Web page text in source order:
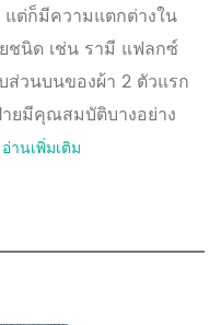
ต่ก็มีความแตกต่างใน
ชนิด เช่น รามี แฟลกซ์
ส่วนบนของผ้า 2 ตัวแรก
ยมีคุณสมบัติบางอย่าง
อ่านเพิ่มเติม